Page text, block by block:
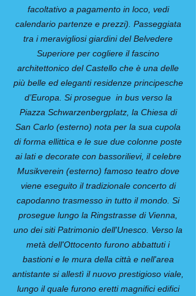
facoltativo a pagamento in loco, vedi
calendario partenze e prezzi). Passeggiata
tra i meravigliosi giardini del Belvedere
Superiore per cogliere il fascino
architettonico del Castello che è una delle
più belle ed eleganti residenze principesche
d’Europa. Si prosegue in bus verso la
Piazza Schwarzenbergplatz, la Chiesa di
San Carlo (esterno) nota per la sua cupola
di forma ellittica e le sue due colonne poste
ai lati e decorate con bassorilievi, il celebre
Musikverein (esterno) famoso teatro dove
viene eseguito il tradizionale concerto di
capodanno trasmesso in tutto il mondo. Si
prosegue lungo la Ringstrasse di Vienna,
uno dei siti Patrimonio dell'Unesco. Verso la
metà dell'Ottocento furono abbattuti i
bastioni e le mura della città e nell'area
antistante si allestì il nuovo prestigioso viale,
lungo il quale furono eretti magnifici edifici